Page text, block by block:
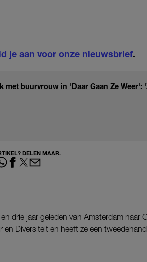
je aan voor onze nieuwsbrief.
met buurvrouw in 'Daar Gaan Ze Weer':
DELEN MAAR.
drie jaar geleden van Amsterdam naar
Diversiteit en heeft ze een